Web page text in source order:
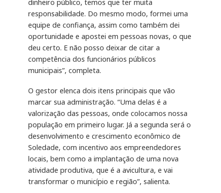
dinheiro público, temos que ter muita
responsabilidade. Do mesmo modo, formei uma
equipe de confiança, assim como também dei
oportunidade e apostei em pessoas novas, o que
deu certo. E não posso deixar de citar a
competência dos funcionários públicos
municipais”, completa.
O gestor elenca dois itens principais que vão
marcar sua administração. “Uma delas é a
valorização das pessoas, onde colocamos nossa
população em primeiro lugar. Já a segunda será o
desenvolvimento e crescimento econômico de
Soledade, com incentivo aos empreendedores
locais, bem como a implantação de uma nova
atividade produtiva, que é a avicultura, e vai
transformar o município e região”, salienta.